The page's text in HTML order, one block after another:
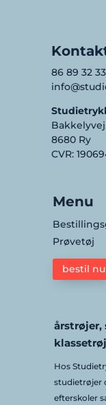
86 89 32 33
8680 Ry
CVR:
Menu
Prøvetøj
bestil nu
årstrøjer,
Hos
studietrøjer
efterskoler